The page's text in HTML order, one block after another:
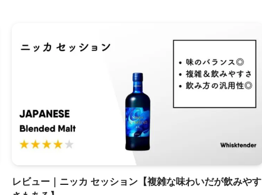
レビュー｜ニッカ セッション【複雑な味わいだが飲みやす